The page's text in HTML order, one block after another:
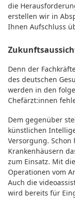
die
erstellen wir in
Ihnen Aufschluss
Denn der
des deutschen
werden in den
Chefärzt:innen
Dem gegenüber
künstlichen
Versorgung.
Krankenhäusern
zum Einsatz. Mit
Operationen vom
Auch die
wird bereits für